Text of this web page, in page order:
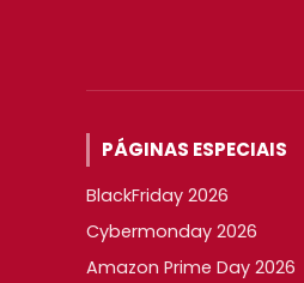
PÁGINAS ESPECIAIS
BlackFriday 2026
Cybermonday 2026
Amazon Prime Day 2026